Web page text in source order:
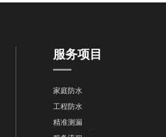
服务项目
家庭防水
工程防水
精准测漏